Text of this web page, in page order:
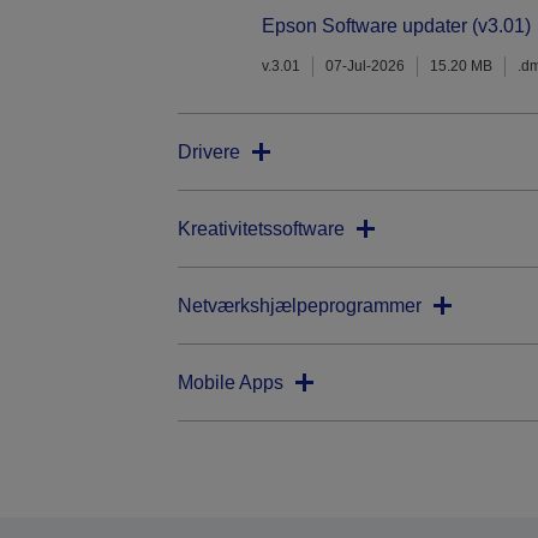
Epson Software updater (v3.01)
v.3.01 07-Jul-2026 15.20 MB
Drivere
Kreativitetssoftware
Netværkshjælpeprogrammer
Mobile Apps